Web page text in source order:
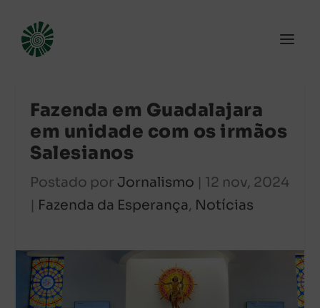
Fazenda em Guadalajara
em unidade com os irmãos
Salesianos
Postado por Jornalismo | 12 nov, 2024
| Fazenda da Esperança, Notícias